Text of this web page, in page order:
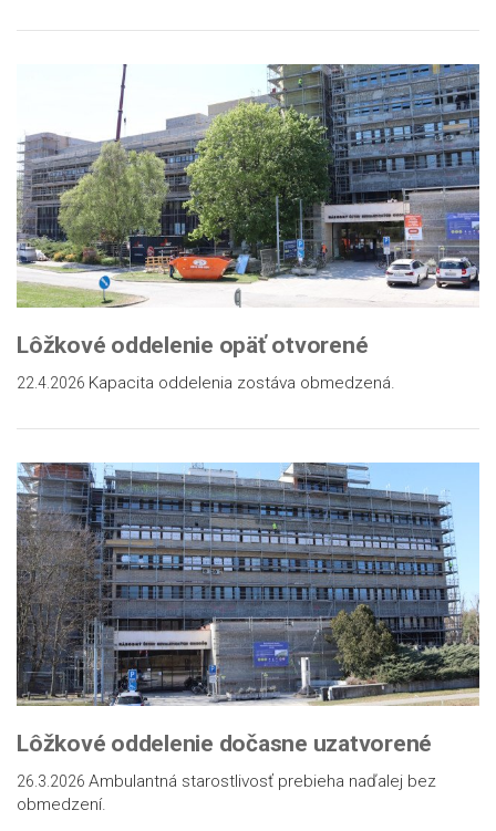
Lôžkové oddelenie opäť otvorené
22.4.2026 Kapacita oddelenia zostáva obmedzená.
Lôžkové oddelenie dočasne uzatvorené
26.3.2026 Ambulantná starostlivosť prebieha naďalej bez
obmedzení.